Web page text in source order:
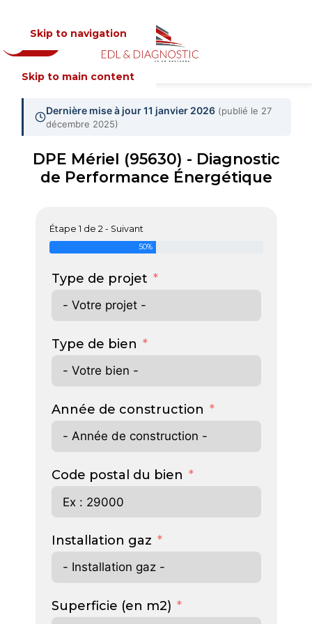
Skip to navigation
Skip to main content
MENU
Dernière mise à jour 11 janvier 2026 (publié le 27
décembre 2025)
DPE Mériel (95630) - Diagnostic
de Performance Énergétique
Étape 1 de 2 - Suivant
50%
Type de projet
Type de bien
Année de construction
Code postal du bien
Installation gaz
Superficie (en m2)